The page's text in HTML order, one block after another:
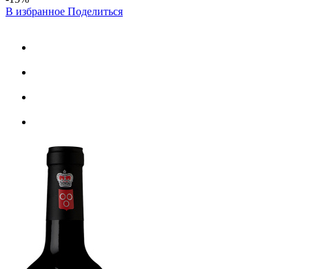
В избранное Поделиться